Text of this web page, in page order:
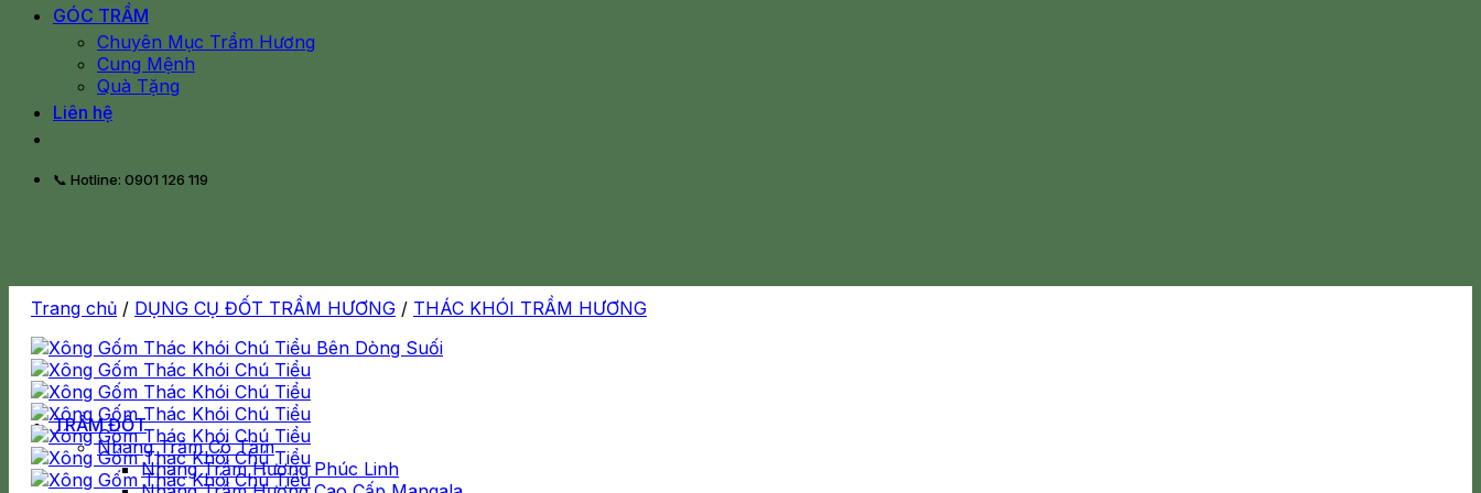
GÓC TRẦM
Chuyên Mục Trầm Hương
Cung Mệnh
Quà Tặng
Liên hệ
📞 Hotline: 0901 126 119
TRẦM ĐỐT
Nhang Trầm Có Tăm
Nhang Trầm Hương Phúc Linh
Trang chủ / DỤNG CỤ ĐỐT TRẦM HƯƠNG / THÁC KHÓI TRẦM HƯƠNG